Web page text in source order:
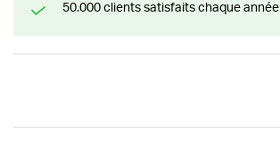
50.000 clients satisfaits chaque année